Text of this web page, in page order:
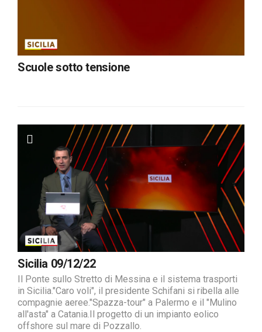
Scuole sotto tensione
Sicilia 09/12/22
Il Ponte sullo Stretto di Messina e il sistema trasporti
in Sicilia."Caro voli", il presidente Schifani si ribella alle
compagnie aeree."Spazza-tour" a Palermo e il "Mulino
all'asta" a Catania.Il progetto di un impianto eolico
offshore sul mare di Pozzallo.